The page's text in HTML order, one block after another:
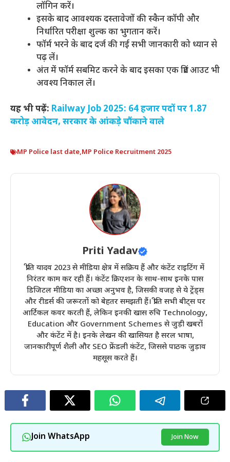
लॉगिन करें।
इसके बाद आवश्यक दस्तावेजों की स्कैन कॉपी और
निर्धारित परीक्षा शुल्क का भुगतान करें।
फॉर्म भरने के बाद दर्ज की गई सभी जानकारी को ध्यान से
पढ़ लें।
अंत में फॉर्म सबमिट करने के बाद इसका एक प्रिंट आउट भी
अवश्य निकाल लें।
यह भी पढ़ें: Railway Job 2025: 64 हजार पदों पर 1.87
करोड़ आवेदन, सरकार के आंकड़े चौंकाने वाले
MP Police last date,MP Police Recruitment 2025
Priti Yadav
प्रीति यादव 2023 से मीडिया क्षेत्र में सक्रिय हैं और कंटेंट राइटिंग में
निरंतर काम कर रही हैं। कंटेंट क्रिएशन के साथ-साथ इनके पास
डिजिटल मीडिया का अच्छा अनुभव है, जिसकी वजह से ये ट्रेंड्स
और रीडर्स की जरूरतों को बेहतर समझती हैं। प्रीति सभी बीट्स पर
आर्टिकल कवर करती हैं, लेकिन इनकी खास रुचि Technology,
Education और Government Schemes से जुड़ी खबरों
और कंटेंट में है। इनके लेखन की खासियत है सरल भाषा,
जानकारीपूर्ण शैली और SEO फ्रेंडली कंटेंट, जिससे पाठक जुड़ाव
महसूस करते हैं।
Join WhatsApp Join Now